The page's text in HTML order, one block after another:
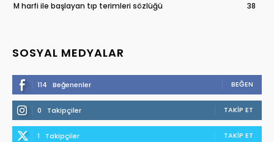
M harfi ile başlayan tıp terimleri sözlüğü
38
SOSYAL MEDYALAR
114 Beğenenler BEĞEN
0 Takipçiler TAKIP ET
1 Takipçiler TAKIP ET